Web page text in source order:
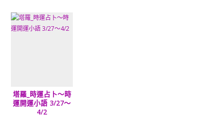
塔羅_時運占卜～時
運開運小語 3/27～
4/2